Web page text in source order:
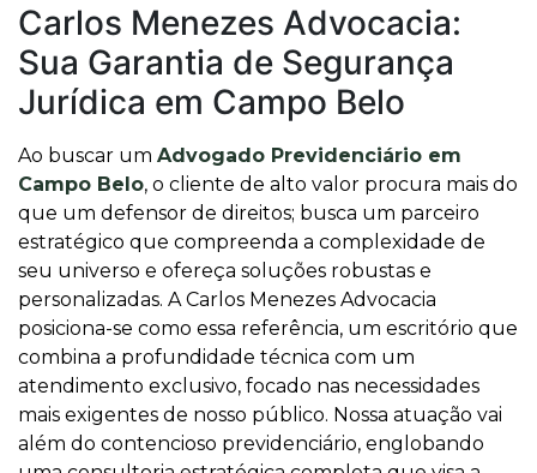
Carlos Menezes Advocacia:
Sua Garantia de Segurança
Jurídica em Campo Belo
Ao buscar um Advogado Previdenciário em
Campo Belo, o cliente de alto valor procura mais do
que um defensor de direitos; busca um parceiro
estratégico que compreenda a complexidade de
seu universo e ofereça soluções robustas e
personalizadas. A Carlos Menezes Advocacia
posiciona-se como essa referência, um escritório que
combina a profundidade técnica com um
atendimento exclusivo, focado nas necessidades
mais exigentes de nosso público. Nossa atuação vai
além do contencioso previdenciário, englobando